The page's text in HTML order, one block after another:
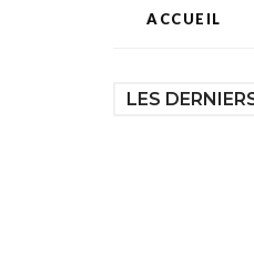
ACCUEIL
LES